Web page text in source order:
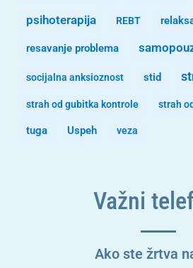
psihoterapija REBT
resavanje problema
socijalna anksioznost stid
strah od gubitka kontrole strah
tuga Uspeh veza
Važni
Ako ste žrtva